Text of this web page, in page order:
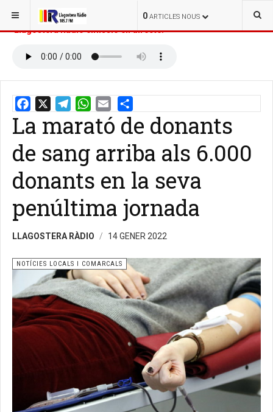
0 ARTICLES NOUS
ESTÀS AQUÍ: INICI
Llagostera Ràdio emissió en directe:
Email Share
La marató de donants
de sang arriba als 6.000
donants en la seva
penúltima jornada
LLAGOSTERA RÀDIO 14 GENER 2022
NOTÍCIES LOCALS I COMARCALS